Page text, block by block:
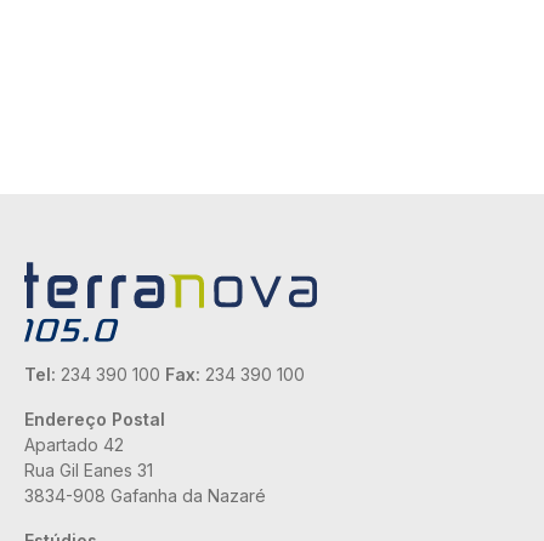
Tel: 234 390 100 Fax: 234 390 100
Endereço Postal
Apartado 42
Rua Gil Eanes 31
3834-908 Gafanha da Nazaré